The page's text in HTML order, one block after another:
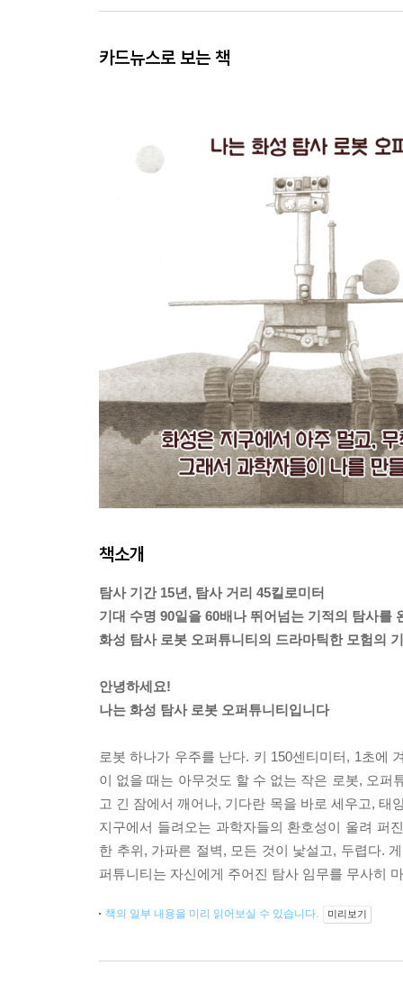
카드뉴스로 보는 책
책소개
탐사 기간 15년, 탐사 거리 45킬로미터
기대 수명 90일을 60배나 뛰어넘는 기적의 탐사를
화성 탐사 로봇 오퍼튜니티의 드라마틱한 모험의
안녕하세요!
나는 화성 탐사 로봇 오퍼튜니티입니다
로봇 하나가 우주를 난다. 키 150센티미터, 1초에
이 없을 때는 아무것도 할 수 없는 작은 로봇, 오퍼
고 긴 잠에서 깨어나, 기다란 목을 바로 세우고, 태
지구에서 들려오는 과학자들의 환호성이 울려 퍼
한 추위, 가파른 절벽, 모든 것이 낯설고, 두렵다.
퍼튜니티는 자신에게 주어진 탐사 임무를 무사히
책의 일부 내용을 미리 읽어보실 수 있습니다. 미리보기